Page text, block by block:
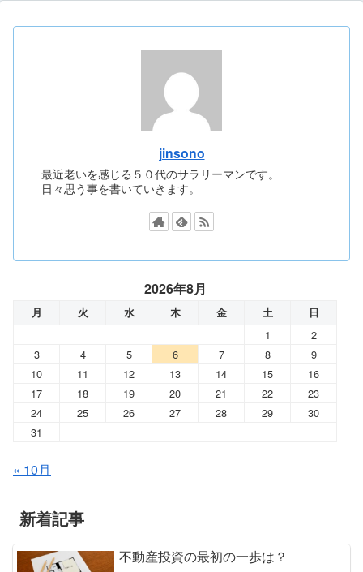
jinsono
最近老いを感じる５０代のサラリーマンです。
日々思う事を書いていきます。
2026年8月
月 火 水 木 金 土 日
1
2
3
4 5 6 7 8
9
10
11 12 13 14 15
16
17
18 19 20 21 22
23
24
25 26 27 28 29
30
31
« 10月
新着記事
不動産投資の最初の一歩は？